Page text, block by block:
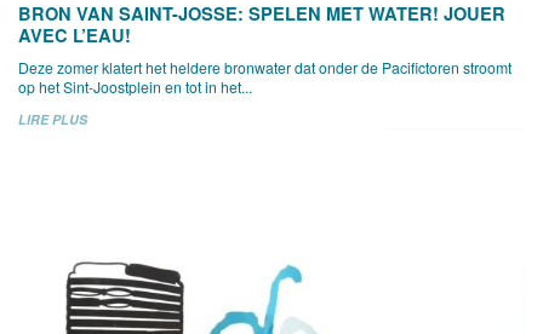
BRON VAN SAINT-JOSSE: SPELEN MET WATER! JOUER
AVEC L’EAU!
Deze zomer klatert het heldere bronwater dat onder de Pacifictoren stroomt
op het Sint-Joostplein en tot in het...
LIRE PLUS